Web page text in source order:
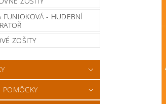
FUNIOKOVÁ - HUDEBNÍ
ZOŠITY
POMÔCKY